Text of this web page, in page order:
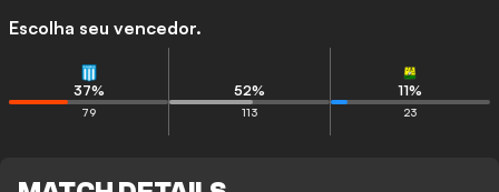
Escolha seu vencedor.
37%
79
52%
113
11%
23